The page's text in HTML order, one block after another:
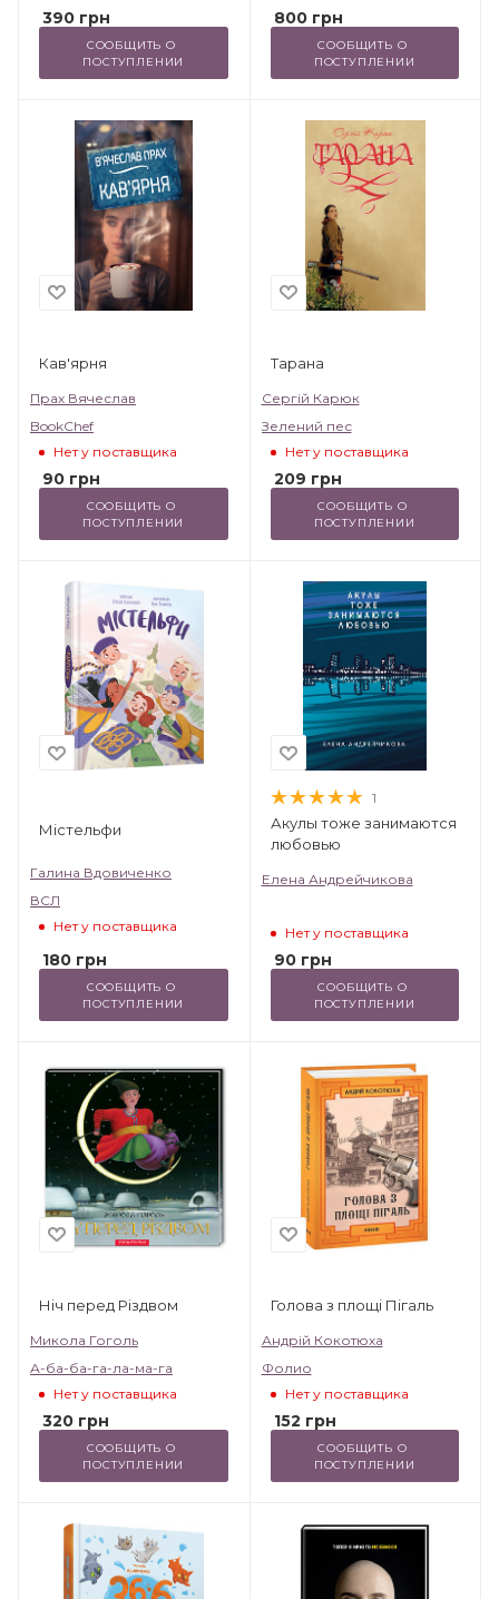
390 грн
СООБЩИТЬ О
ПОСТУПЛЕНИИ
800грн
СООБЩИТЬ О
ПОСТУПЛЕНИИ
Кав'ярня
Прах Вячеслав
BookChef
Нет у поставщика
90 грн
СООБЩИТЬ О
ПОСТУПЛЕНИИ
Тарана
Сергій Карюк
Зелений пес
Нет у поставщика
209 грн
СООБЩИТЬ О
ПОСТУПЛЕНИИ
Містельфи
Галина Вдовиченко
ВСЛ
Нет у поставщика
180 грн
СООБЩИТЬ О
ПОСТУПЛЕНИИ
1
Акулы тоже занимаются
любовью
Елена Андрейчикова
Нет у поставщика
90грн
СООБЩИТЬ О
ПОСТУПЛЕНИИ
Ніч перед Різдвом
Микола Гоголь
А-ба-ба-га-ла-ма-га
Нет у поставщика
320 грн
СООБЩИТЬ О
ПОСТУПЛЕНИИ
Голова з площі Пігаль
Андрій Кокотюха
Фолио
Нет у поставщика
152 грн
СООБЩИТЬ О
ПОСТУПЛЕНИИ